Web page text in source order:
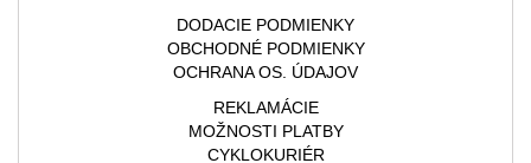
DODACIE PODMIENKY
OBCHODNÉ PODMIENKY
OCHRANA OS. ÚDAJOV
REKLAMÁCIE
MOŽNOSTI PLATBY
CYKLOKURIÉR